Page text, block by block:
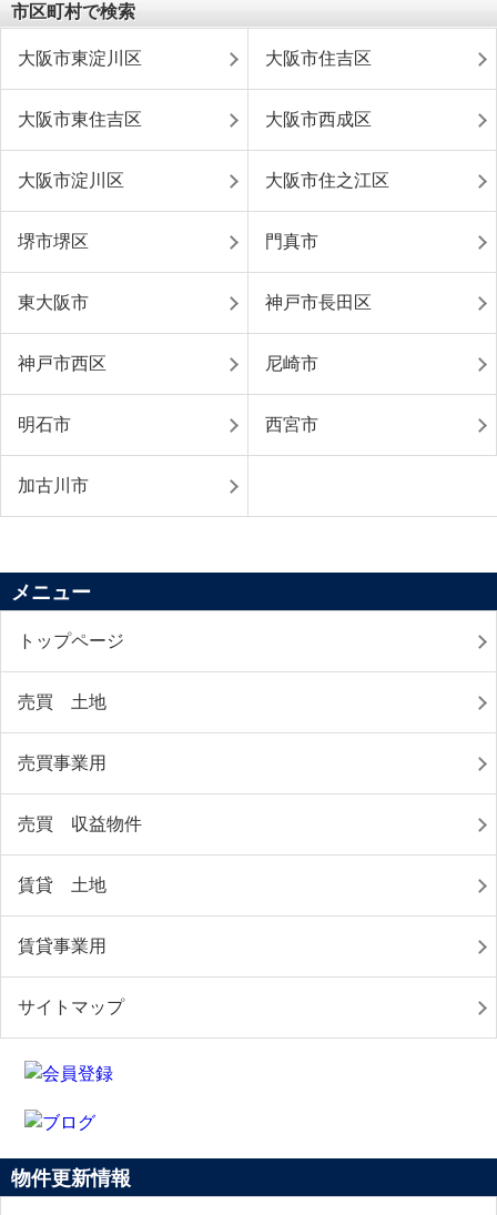
市区町村で検索
大阪市東淀川区 大阪市住吉区
大阪市東住吉区 大阪市西成区
大阪市淀川区 大阪市住之江区
堺市堺区 門真市
東大阪市 神戸市長田区
神戸市西区 尼崎市
明石市 西宮市
加古川市
メニュー
トップページ
売買 土地
売買事業用
売買 収益物件
賃貸 土地
賃貸事業用
サイトマップ
物件更新情報